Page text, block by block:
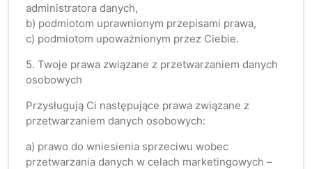
administratora danych,
b) podmiotom uprawnionym przepisami prawa,
c) podmiotom upoważnionym przez Ciebie.
5. Twoje prawa związane z przetwarzaniem danych
osobowych
Przysługują Ci następujące prawa związane z
przetwarzaniem danych osobowych:
a) prawo do wniesienia sprzeciwu wobec
przetwarzania danych w celach marketingowych –